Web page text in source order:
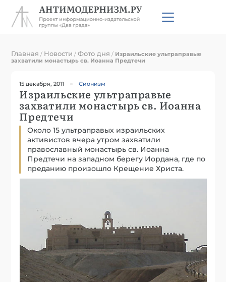
Главная / Новости /Фото дня / Израильские ультраправые
захватили монастырь св. Иоанна Предтечи
15 декабря, 2011 Сионизм
Израильские ультраправые
захватили монастырь св. Иоанна
Предтечи
Около 15 ультраправых израильских
активистов вчера утром захватили
православный монастырь св. Иоанна
Предтечи на западном берегу Иордана, где по
преданию произошло Крещение Христа.